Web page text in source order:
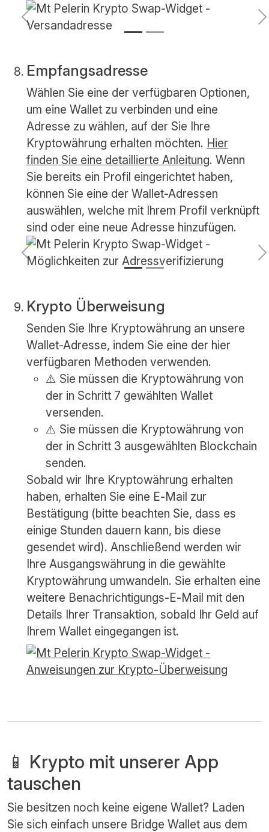
Vorherige
Empfangsadresse
Wählen Sie eine der verfügbaren Optionen,
um eine Wallet zu verbinden und eine
Adresse zu wählen, auf der Sie Ihre
Kryptowährung erhalten möchten. Hier
finden Sie eine detaillierte Anleitung. Wenn
Sie bereits ein Profil eingerichtet haben,
können Sie eine der Wallet-Adressen
auswählen, welche mit Ihrem Profil verknüpft
sind oder eine neue Adresse hinzufügen.
Vorherige
Krypto Überweisung
Senden Sie Ihre Kryptowährung an unsere
Wallet-Adresse, indem Sie eine der hier
verfügbaren Methoden verwenden.
⚠️ Sie müssen die Kryptowährung von
der in Schritt 7 gewählten Wallet
versenden.
⚠️ Sie müssen die Kryptowährung von
der in Schritt 3 ausgewählten Blockchain
senden.
Sobald wir Ihre Kryptowährung erhalten
haben, erhalten Sie eine E-Mail zur
Bestätigung (bitte beachten Sie, dass es
einige Stunden dauern kann, bis diese
gesendet wird). Anschließend werden wir
Ihre Ausgangswährung in die gewählte
Kryptowährung umwandeln. Sie erhalten eine
weitere Benachrichtigungs-E-Mail mit den
Details Ihrer Transaktion, sobald Ihr Geld auf
Ihrem Wallet eingegangen ist.
📱 Krypto mit unserer App
tauschen
Sie besitzen noch keine eigene Wallet? Laden
Sie sich einfach unsere Bridge Wallet aus dem